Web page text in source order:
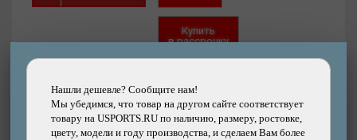
Нашли дешевле? Сообщите нам!
Мы убедимся, что товар на другом сайте соответствует
товару на USPORTS.RU по наличию, размеру, ростовке,
цвету, модели и году производства, и сделаем Вам более
Купить
в рассрочку
заказ
Нашли дешевле?